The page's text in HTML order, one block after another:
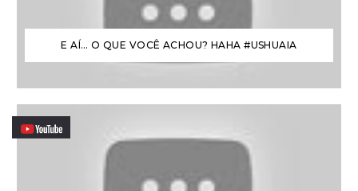
E AÍ… O QUE VOCÊ ACHOU? HAHA #USHUAIA